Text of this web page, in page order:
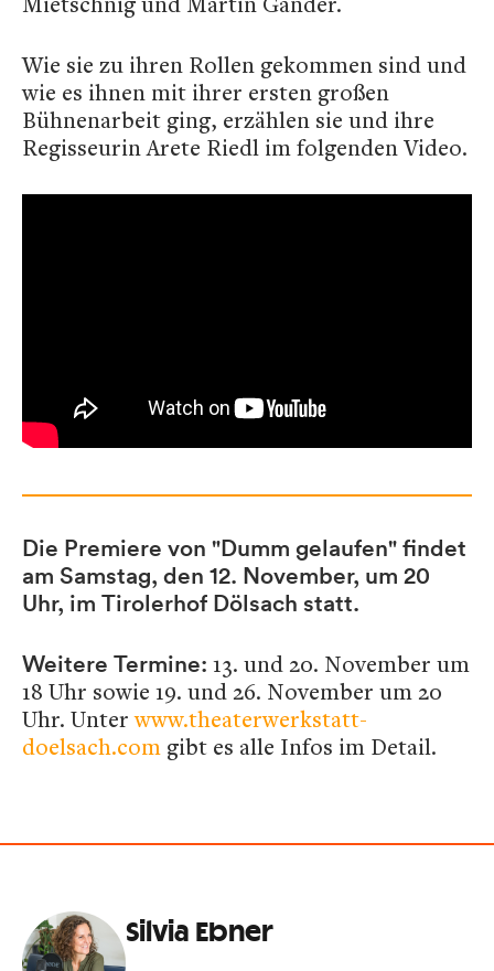
Wie sie zu ihren Rollen gekommen sind und
wie es ihnen mit ihrer ersten großen
Bühnenarbeit ging, erzählen sie und ihre
Regisseurin Arete Riedl im folgenden Video.
Die Premiere von "Dumm gelaufen" findet
am Samstag, den 12. November, um 20
Uhr, im Tirolerhof Dölsach statt.
Weitere Termine: 13. und 20. November um
18 Uhr sowie 19. und 26. November um 20
Uhr. Unterwww.theaterwerkstatt-
doelsach.com gibt es alle Infos im Detail.
Silvia Ebner